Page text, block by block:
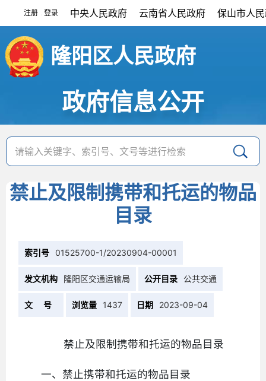
注册 登录 中央人民政府 云南省人民政府 保山市人
隆阳区人民政府
政府信息公开
禁止及限制携带和托运的物品
目录
索引号 01525700-1/20230904-00001
发文机构 隆阳区交通运输局 公开目录 公共交通
文 号 浏览量 1437 日期 2023-09-04
禁止及限制携带和托运的物品目录
一、禁止携带和托运的物品目录